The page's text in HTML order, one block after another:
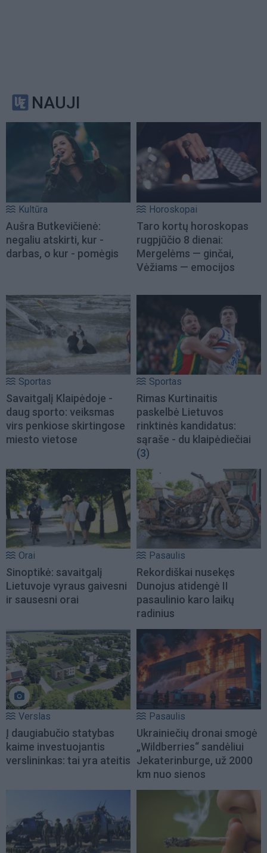
NAUJI
Kultūra
Aušra Butkevičienė:
negaliu atskirti, kur -
darbas, o kur - pomėgis
Horoskopai
Taro kortų horoskopas
rugpjūčio 8 dienai:
Mergelėms — ginčai,
Vėžiams — emocijos
Sportas
Savaitgalį Klaipėdoje -
daug sporto: veiksmas
virs penkiose skirtingose
miesto vietose
Sportas
Rimas Kurtinaitis
paskelbė Lietuvos
rinktinės kandidatus:
sąraše - du klaipėdiečiai
(3)
Orai
Sinoptikė: savaitgalį
Lietuvoje vyraus gaivesni
ir sausesni orai
Pasaulis
Rekordiškai nusekęs
Dunojus atidengė II
pasaulinio karo laikų
radinius
Verslas
Į daugiabučio statybas
kaime investuojantis
verslininkas: tai yra ateitis
Pasaulis
Ukrainiečių dronai smogė
„Wildberries“ sandėliui
Jekaterinburge, už 2000
km nuo sienos